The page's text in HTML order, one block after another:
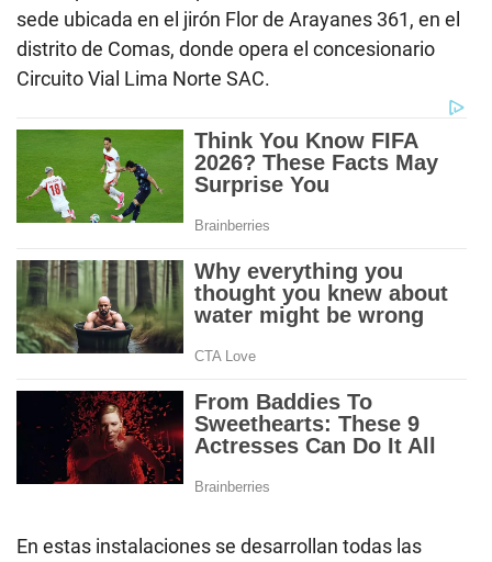
sede ubicada en el jirón Flor de Arayanes 361, en el
distrito de Comas, donde opera el concesionario
Circuito Vial Lima Norte SAC.
En estas instalaciones se desarrollan todas las